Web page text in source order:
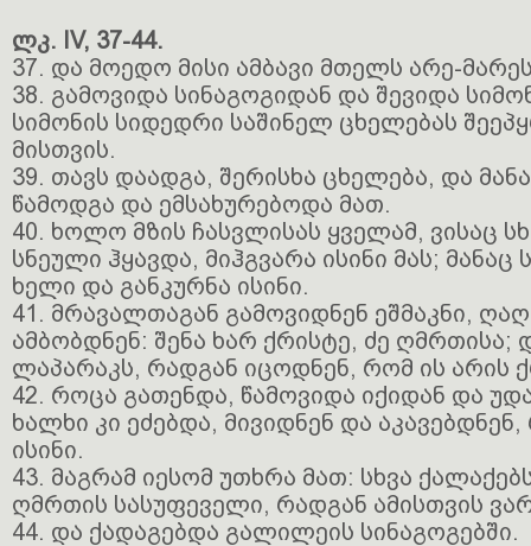
ლკ. IV, 37-44.
37. და მოედო მისი ამბავი მთელს არე-
38. გამოვიდა სინაგოგიდან და შევიდა
სიმონის სიდედრი საშინელ ცხელებას
მისთვის.
39. თავს დაადგა, შერისხა ცხელება, და
წამოდგა და ემსახურებოდა მათ.
40. ხოლო მზის ჩასვლისას ყველამ, ვისაც
სნეული ჰყავდა, მიჰგვარა ისინი მას;
ხელი და განკურნა ისინი.
41. მრავალთაგან გამოვიდნენ ეშმაკნი,
ამბობდნენ: შენა ხარ ქრისტე, ძე
ლაპარაკს, რადგან იცოდნენ, რომ ის არის
42. როცა გათენდა, წამოვიდა იქიდან და
ხალხი კი ეძებდა, მივიდნენ და
ისინი.
43. მაგრამ იესომ უთხრა მათ: სხვა
ღმრთის სასუფეველი, რადგან ამისთვის
44. და ქადაგებდა გალილეის სინაგოგებში.